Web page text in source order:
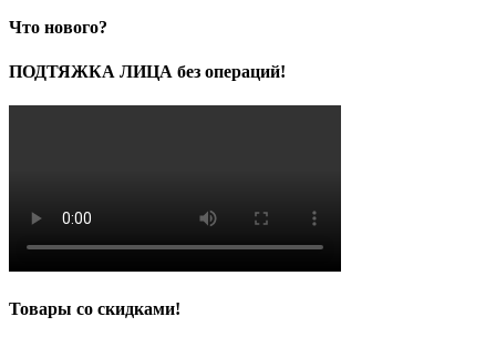
Что нового?
ПОДТЯЖКА ЛИЦА без операций!
Товары со скидками!